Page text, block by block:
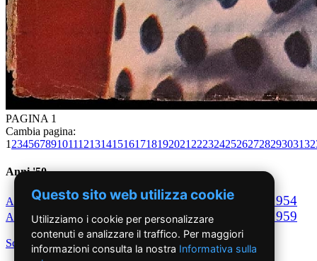
PAGINA 1
Cambia pagina:
1 23456789101112131415161718192021 2223242526272829303132
Anni '50
Anno1950Anno1951 Anno1952 Anno1953 1954
Anno 1955Anno1956 Anno1957Anno1958 1959
Scegli per decennio
Questo sito web utilizza cookie
Utilizziamo i cookie per personalizzare
contenuti e analizzare il traffico. Per maggiori
informazioni consulta la nostra Informativa sulla